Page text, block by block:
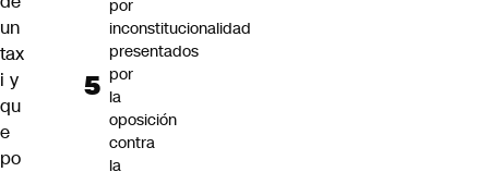
un
tax
i y
qu
e
po
por
inconstitucionalidad
presentados
por
la
oposición
contra
la